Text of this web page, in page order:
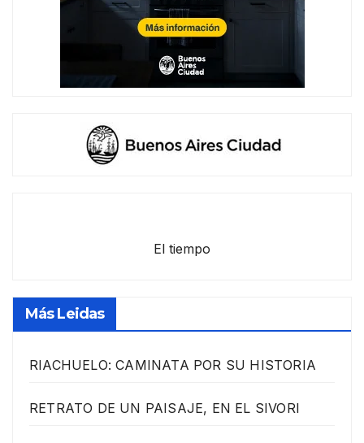
El tiempo
Más Leidas
RIACHUELO: CAMINATA POR SU HISTORIA
RETRATO DE UN PAISAJE, EN EL SIVORI